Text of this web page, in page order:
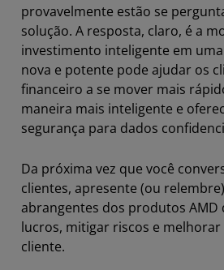
provavelmente estão se
solução. A resposta, claro, é a
investimento inteligente em
nova e potente pode ajudar os
financeiro a se mover mais
maneira mais inteligente e
segurança para dados
Da próxima vez que você
clientes, apresente (ou
abrangentes dos produtos AMD
lucros, mitigar riscos e melhorar
cliente.